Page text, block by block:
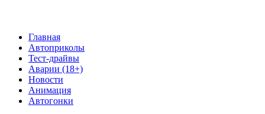
Главная
Автоприколы
Тест-драйвы
Аварии (18+)
Новости
Анимация
Автогонки